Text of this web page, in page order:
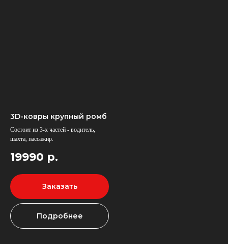
3D-ковры крупный ромб
Состоит из 3-х частей - водитель,
шахта, пассажир.
19990 р.
Заказать
Подробнее